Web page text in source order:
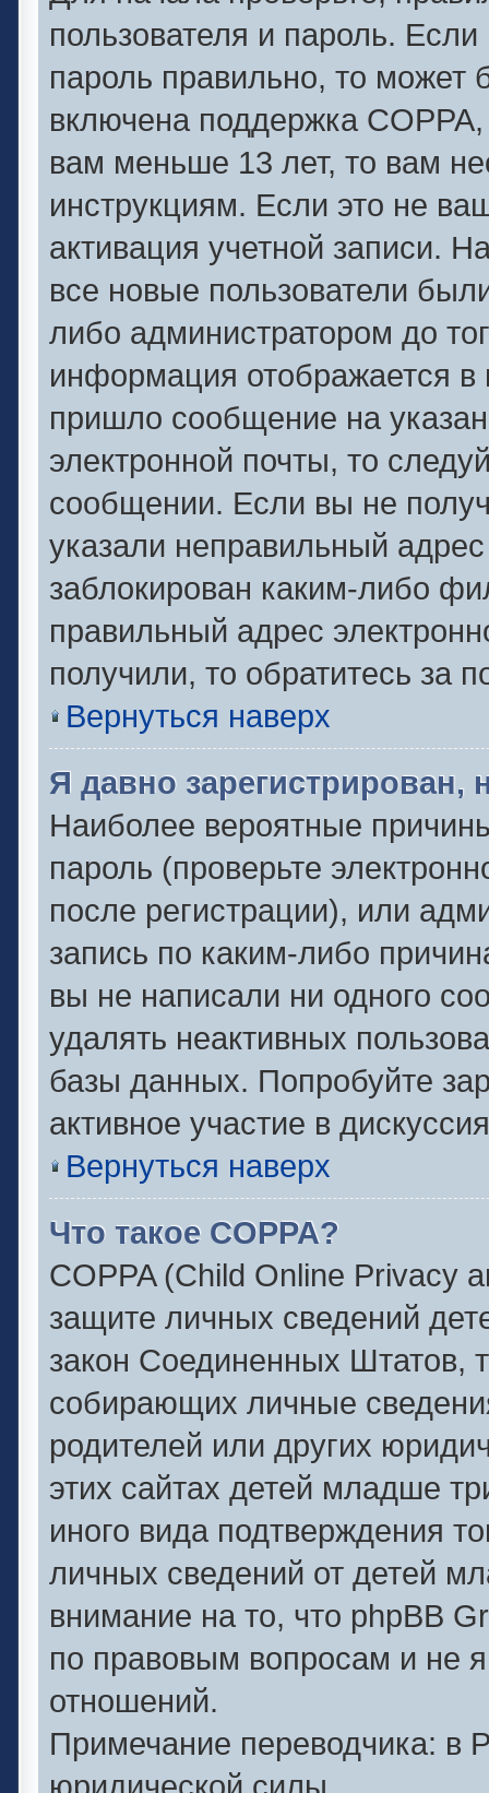
пользователя и пароль.
пароль правильно, то может
включена поддержка
вам меньше 13 лет, то вам
инструкциям. Если это не
активация учетной записи.
все новые пользователи
либо администратором до
информация отображается в
пришло сообщение на
электронной почты, то
сообщении. Если вы не
указали неправильный
заблокирован каким-либо
правильный адрес
получили, то обратитесь
Вернуться наверх
Я давно зарегистрирован,
Наиболее вероятные
пароль (проверьте
после регистрации), или
запись по каким-либо
вы не написали ни одного
удалять неактивных
базы данных. Попробуйте
активное участие в
Вернуться наверх
Что такое COPPA?
COPPA (Child Online Privacy
защите личных сведений
закон Соединенных Штатов,
собирающих личные
родителей или других
этих сайтах детей младше
иного вида подтверждения
личных сведений от детей
внимание на то, что phpBB
по правовым вопросам и не
отношений.
Примечание переводчика: в